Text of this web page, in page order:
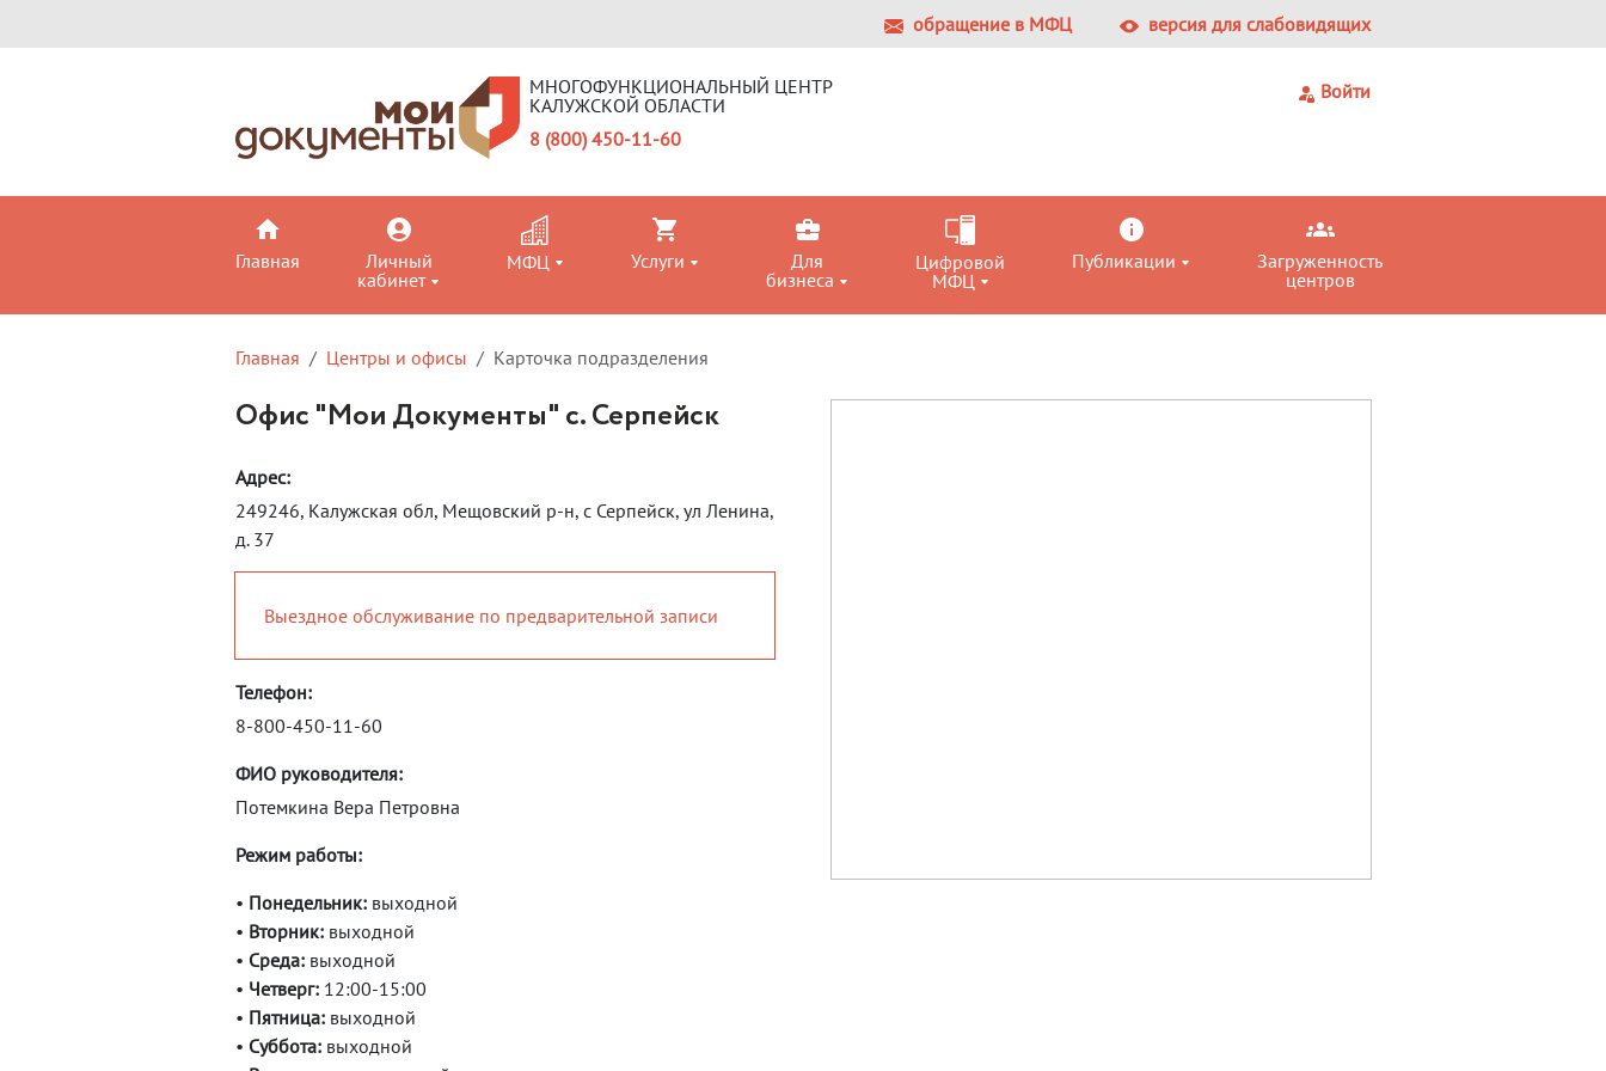
обращение в МФЦ версия для слабовидящих
МНОГОФУНКЦИОНАЛЬНЫЙ ЦЕНТР
КАЛУЖСКОЙ ОБЛАСТИ
8 (800) 450-11-60
Войти
Главная
Личный
кабинет
МФЦ Услуги
Для
бизнеса
Цифровой
МФЦ
Публикации
Загруженность
центров
Главная Центры и офисы Карточка подразделения
Офис "Мои Документы" с. Серпейск
Адрес:
249246, Калужская обл, Мещовский р-н, с Серпейск, ул Ленина,
д. 37
Выездное обслуживание по предварительной записи
Телефон:
8-800-450-11-60
ФИО руководителя:
Потемкина Вера Петровна
Режим работы:
• Понедельник: выходной
• Вторник: выходной
• Среда: выходной
• Четверг: 12:00-15:00
• Пятница: выходной
• Суббота: выходной